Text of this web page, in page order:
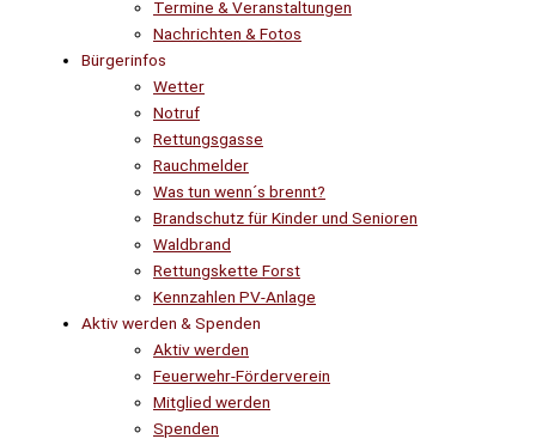
Termine & Veranstaltungen
Nachrichten & Fotos
Bürgerinfos
Wetter
Notruf
Rettungsgasse
Rauchmelder
Was tun wenn´s brennt?
Brandschutz für Kinder und Senioren
Waldbrand
Rettungskette Forst
Kennzahlen PV-Anlage
Aktiv werden & Spenden
Aktiv werden
Feuerwehr-Förderverein
Mitglied werden
Spenden